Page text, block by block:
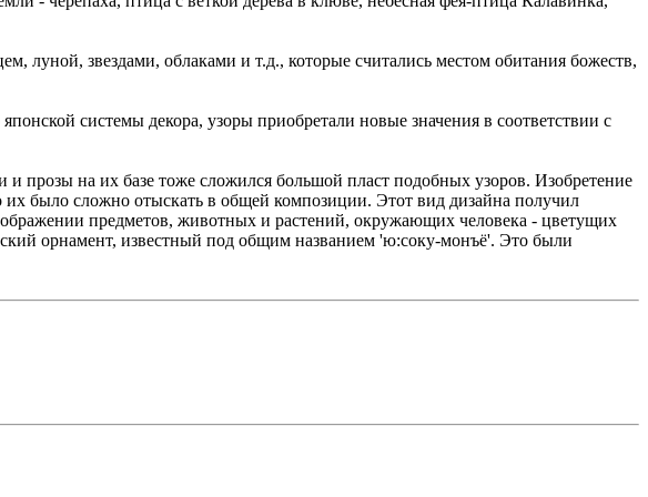
луной, звездами, облаками и т.д., которые считались местом обитания божеств,
системы декора, узоры приобретали новые значения в соответствии с
и прозы на их базе тоже сложился большой пласт подобных узоров. Изобретение
их было сложно отыскать в общей композиции. Этот вид дизайна получил
предметов, животных и растений, окружающих человека - цветущих
орнамент, известный под общим названием 'ю:соку-монъё'. Это были